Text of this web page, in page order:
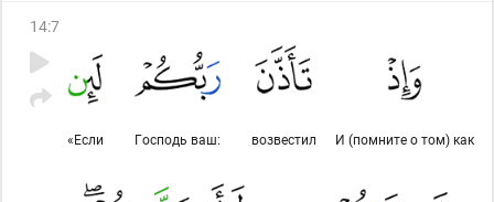
14:7
И (помните о том) как
возвестил
Господь ваш:
«Если